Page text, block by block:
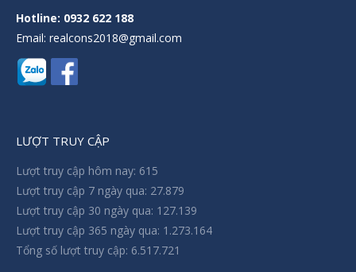
Hotline: 0932 622 188
Email: realcons2018@gmail.com
LƯỢT TRUY CẬP
Lượt truy cập hôm nay: 615
Lượt truy cập 7 ngày qua: 27.879
Lượt truy cập 30 ngày qua: 127.139
Lượt truy cập 365 ngày qua: 1.273.164
Tổng số lượt truy cập: 6.517.721